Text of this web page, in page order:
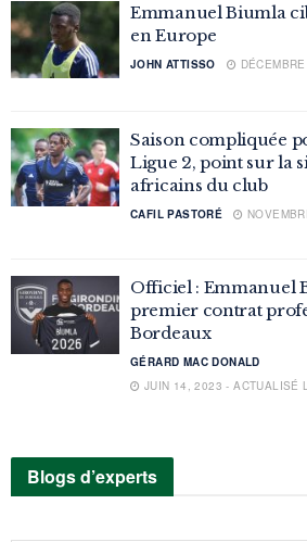
Emmanuel Biumla
en Europe
JOHN ATTISSO
Saison compliquée
Ligue 2, point sur la
africains du club
CAFIL PASTORÉ
Officiel : Emmanuel
premier contrat
Bordeaux
GÉRARD MAC DONALD
JUIN 14, 2023 - ACTUALISÉ
Blogs d’experts